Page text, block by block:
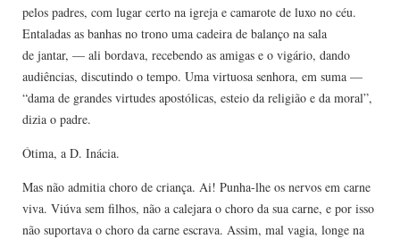
pelos padres, com lugar certo na igreja e camarote de luxo no céu.
Entaladas as banhas no trono uma cadeira de balanço na sala
de jantar, — ali bordava, recebendo as amigas e o vigário, dando
audiências, discutindo o tempo. Uma virtuosa senhora, em suma —
“dama de grandes virtudes apostólicas, esteio da religião e da moral”,
dizia o padre.
Ótima, a D. Inácia.
Mas não admitia choro de criança. Ai! Punha-lhe os nervos em carne
viva. Viúva sem filhos, não a calejara o choro da sua carne, e por isso
não suportava o choro da carne escrava. Assim, mal vagia, longe na